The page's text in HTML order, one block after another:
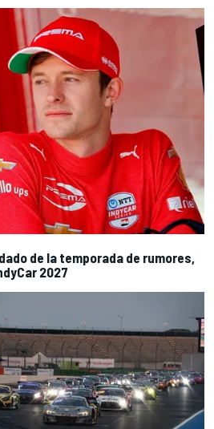
de la temporada de rumores,
2027